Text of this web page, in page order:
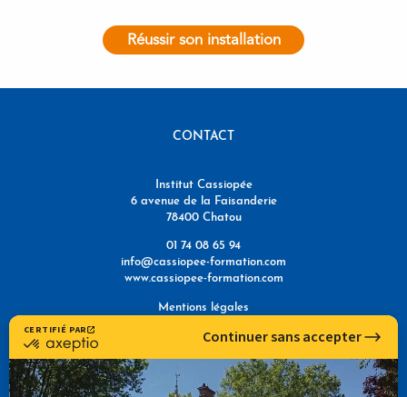
Réussir son installation
CONTACT
Institut Cassiopée
6 avenue de la Faisanderie
78400 Chatou
01 74 08 65 94
info@cassiopee-formation.com
www.cassiopee-formation.com
Mentions légales
NOUS TROUVER